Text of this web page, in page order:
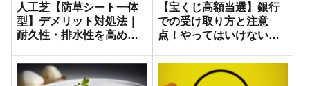
人工芝【防草シート一体
型】デメリット対処法｜
耐久性・排水性を高める
【宝くじ高額当選】銀行
での受け取り方と注意
点！やってはいけないNG